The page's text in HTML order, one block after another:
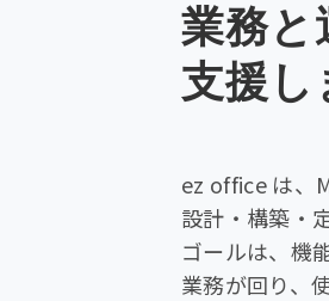
業務
支援し
ez office は、
設計・構築・
ゴールは、機
業務が回り、